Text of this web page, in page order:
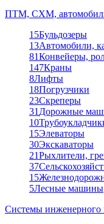
ПТМ, СХМ,
15Бульдозеры
13Автомобили,
81Конвейеры,
147Краны
8Лифты
18Погрузчики
23Скреперы
31 Дорожные
10
15Элеваторы
30Экскаваторы
21Рыхлители,
37
15
5Лесные машины
Системы инженерного